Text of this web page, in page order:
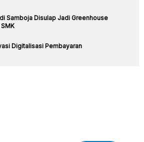
Samboja Disulap Jadi Greenhouse
Digitalisasi Pembayaran